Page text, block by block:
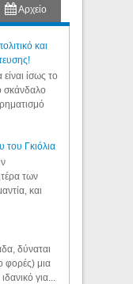
Αρχείο
και
ίσως το
σκάνδαλο
του Γκιόλια
των
και
δύναται
φορές) μια
για...